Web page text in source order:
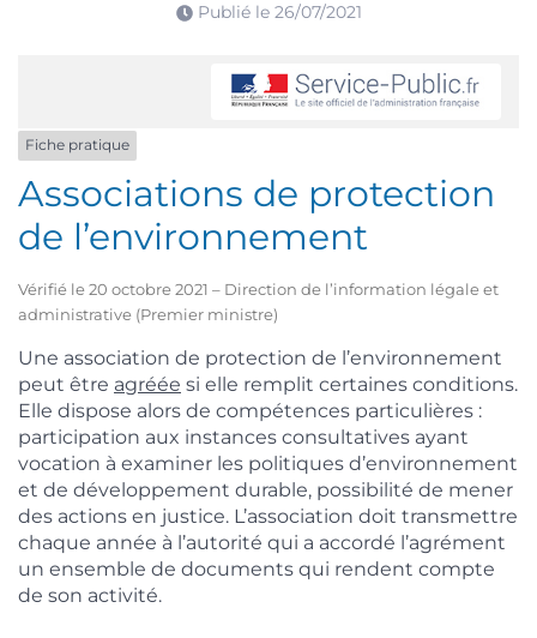
Publié le 26/07/2021
Fiche pratique
Associations de protection
de l’environnement
Vérifié le 20 octobre 2021 – Direction de l’information légale et
administrative (Premier ministre)
Une association de protection de l’environnement
peut être agréée si elle remplit certaines conditions.
Elle dispose alors de compétences particulières :
participation aux instances consultatives ayant
vocation à examiner les politiques d’environnement
et de développement durable, possibilité de mener
des actions en justice. L’association doit transmettre
chaque année à l’autorité qui a accordé l’agrément
un ensemble de documents qui rendent compte
de son activité.